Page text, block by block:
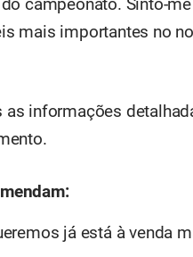
campeonato. Sinto-
mais importantes no
as informações
já está à venda